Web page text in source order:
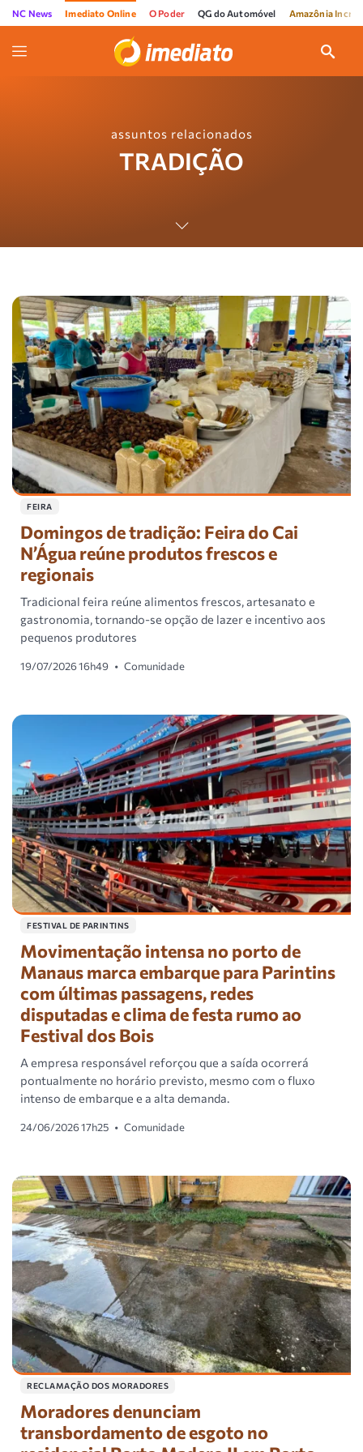
NC News Imediato Online O Poder QG do Automóvel Amazônia
assuntos relacionados
TRADIÇÃO
FEIRA
Domingos de tradição: Feira do Cai
N’Água reúne produtos frescos e
regionais
Tradicional feira reúne alimentos frescos, artesanato e
gastronomia, tornando-se opção de lazer e incentivo aos
pequenos produtores
19/07/2026 16h49 • Comunidade
FESTIVAL DE PARINTINS
Movimentação intensa no porto de
Manaus marca embarque para Parintins
com últimas passagens, redes
disputadas e clima de festa rumo ao
Festival dos Bois
A empresa responsável reforçou que a saída ocorrerá
pontualmente no horário previsto, mesmo com o fluxo
intenso de embarque e a alta demanda.
24/06/2026 17h25 • Comunidade
RECLAMAÇÃO DOS MORADORES
Moradores denunciam
transbordamento de esgoto no